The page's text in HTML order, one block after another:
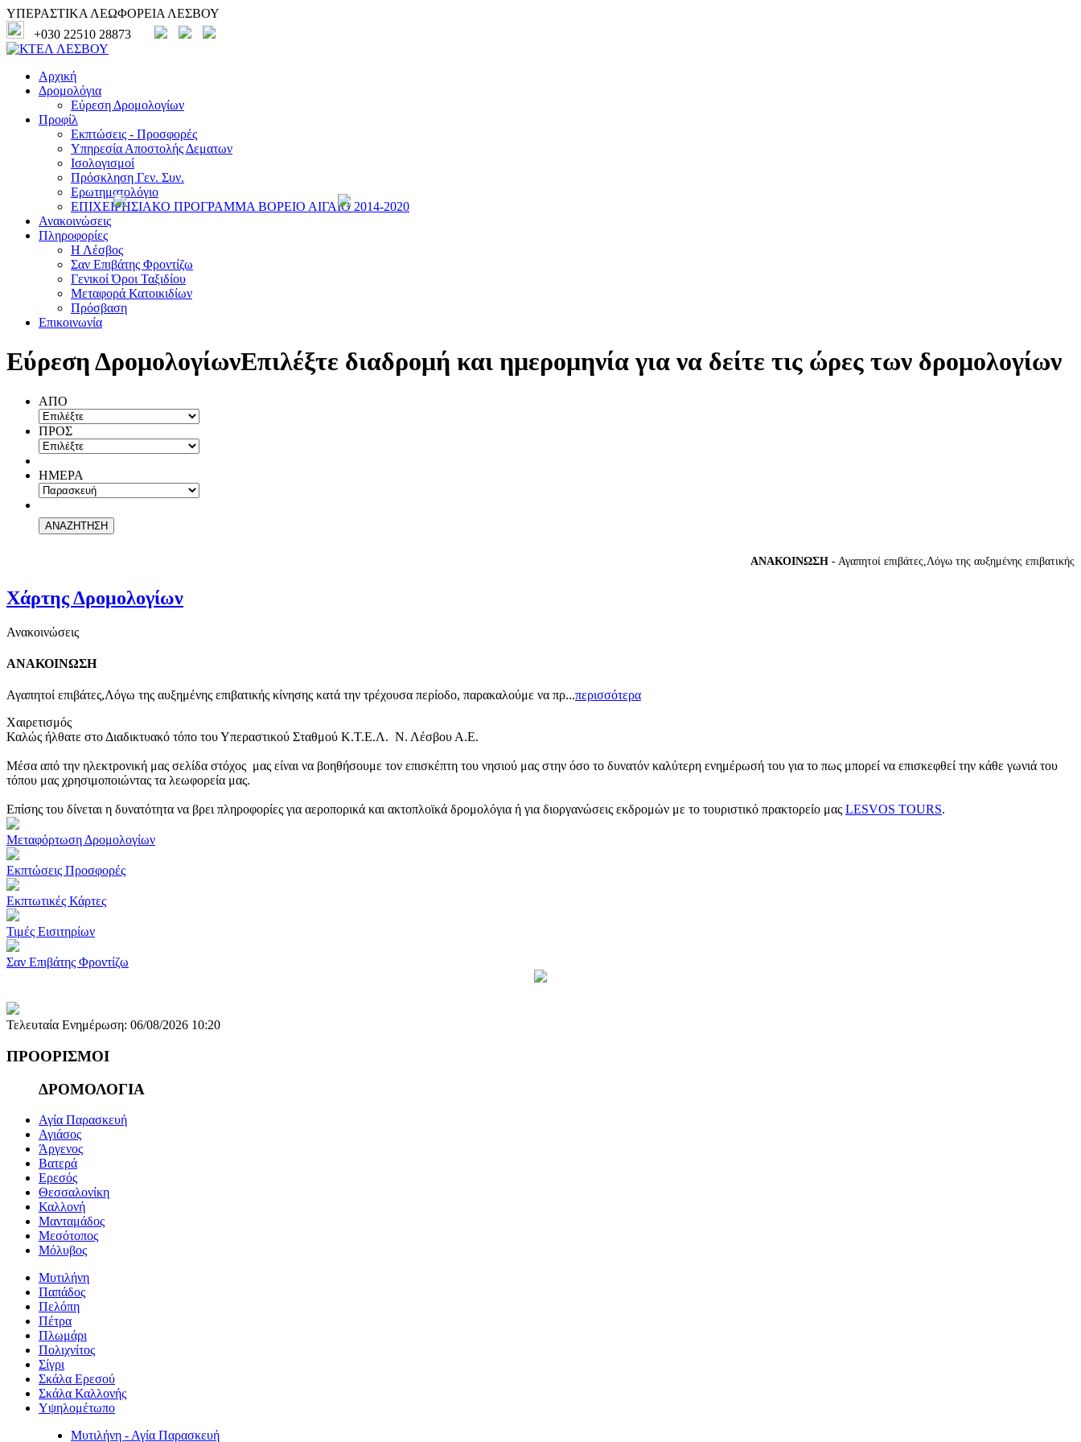
ΥΠΕΡΑΣΤΙΚΑ ΛΕΩΦΟΡΕΙΑ ΛΕΣΒΟΥ
+030 22510 28873
Αρχική
Δρομολόγια
Εύρεση Δρομολογίων
Προφίλ
Εκπτώσεις - Προσφορές
Υπηρεσία Αποστολής Δεματων
Ισολογισμοί
Πρόσκληση Γεν. Συν.
Ερωτηματολόγιο
ΕΠΙΧΕΙΡΗΣΙΑΚΟ ΠΡΟΓΡΑΜΜΑ ΒΟΡΕΙΟ ΑΙΓΑΙΟ 2014-2020
Ανακοινώσεις
Πληροφορίες
Η Λέσβος
Σαν Επιβάτης Φροντίζω
Γενικοί Όροι Ταξιδίου
Μεταφορά Κατοικιδίων
Πρόσβαση
Επικοινωνία
Εύρεση ΔρομολογίωνΕπιλέξτε διαδρομή και ημερομηνία για να δείτε τις ώρες των δρομολογίων
ΑΠΟ
ΠΡΟΣ
ΗΜΕΡΑ
ΑΝΑΚΟΙΝΩΣΗ- Αγαπητοί επιβάτες,Λόγω της αυξημένης επιβατικής
Χάρτης Δρομολογίων
Ανακοινώσεις
ΑΝΑΚΟΙΝΩΣΗ
Αγαπητοί επιβάτες,Λόγω της αυξημένης επιβατικής κίνησης κατά την τρέχουσα περίοδο, παρακαλούμε να πρ...περισσότερα
Χαιρετισμός
Καλώς ήλθατε στο Διαδικτυακό τόπο του Υπεραστικού Σταθμού Κ.Τ.Ε.Λ. Ν. Λέσβου Α.Ε.
Μέσα από την ηλεκτρονική μας σελίδα στόχος μας είναι να βοηθήσουμε τον επισκέπτη του νησιού μας στην όσο το δυνατόν καλύτερη ενημέρωσή του για το πως μπορεί να επισκεφθεί την κάθε γωνιά του
τόπου μας χρησιμοποιώντας τα λεωφορεία μας.
Επίσης του δίνεται η δυνατότητα να βρει πληροφορίες για αεροπορικά και ακτοπλοϊκά δρομολόγια ή για διοργανώσεις εκδρομών με το τουριστικό πρακτορείο μας LESVOS TOURS.
Μεταφόρτωση Δρομολογίων
Εκπτώσεις Προσφορές
Εκπτωτικές Κάρτες
Τιμές Εισιτηρίων
Σαν Επιβάτης Φροντίζω
Τελευταία Ενημέρωση: 06/08/2026 10:20
ΠΡΟΟΡΙΣΜΟΙ
ΔΡΟΜΟΛΟΓΙΑ
Αγία Παρασκευή
Αγιάσος
Άργενος
Βατερά
Ερεσός
Θεσσαλονίκη
Καλλονή
Μανταμάδος
Μεσότοπος
Μόλυβος
Μυτιλήνη
Παπάδος
Πελόπη
Πέτρα
Πλωμάρι
Πολιχνίτος
Σίγρι
Σκάλα Ερεσού
Σκάλα Καλλονής
Υψηλομέτωπο
Μυτιλήνη - Αγία Παρασκευή